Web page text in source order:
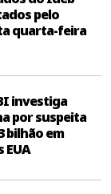
pelo
quarta-feira
investiga
por suspeita
bilhão em
EUA